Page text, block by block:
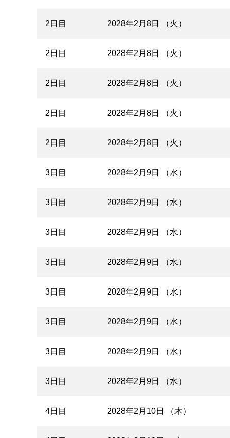
2日目 2028年2月8日 （火）
2日目 2028年2月8日 （火）
2日目 2028年2月8日 （火）
2日目 2028年2月8日 （火）
2日目 2028年2月8日 （火）
3日目 2028年2月9日 （水）
3日目 2028年2月9日 （水）
3日目 2028年2月9日 （水）
3日目 2028年2月9日 （水）
3日目 2028年2月9日 （水）
3日目 2028年2月9日 （水）
3日目 2028年2月9日 （水）
3日目 2028年2月9日 （水）
4日目 2028年2月10日 （木）